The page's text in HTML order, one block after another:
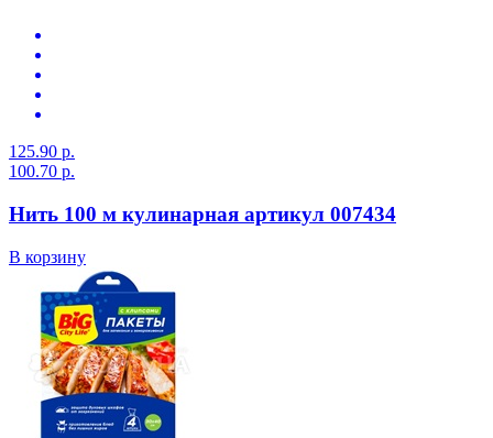
125.90 р.
100.70 р.
Нить 100 м кулинарная артикул 007434
В корзину